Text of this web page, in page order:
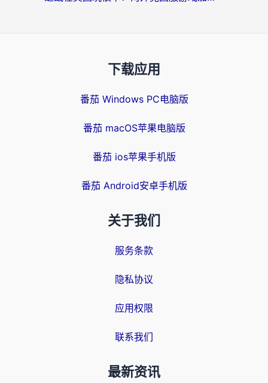
下载应用
番茄 Windows PC电脑版
番茄 macOS苹果电脑版
番茄 ios苹果手机版
番茄 Android安卓手机版
关于我们
服务条款
隐私协议
应用权限
联系我们
最新资讯